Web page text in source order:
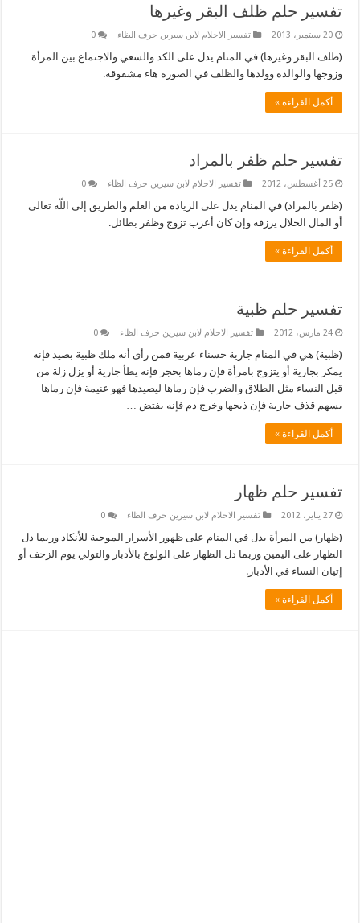
تفسير حلم ظلف البقر وغيرها
20 سبتمبر، 2013 تفسير الاحلام لابن سيرين حرف الظاء 0
(ظلف البقر وغيرها) في المنام يدل على الكد والسعي والاجتماع بين المرأة
وزوجها والوالدة وولدها والظلف في الصورة هاء مشقوقة.
أكمل القراءة »
تفسير حلم ظفر بالمراد
25 أغسطس، 2012 تفسير الاحلام لابن سيرين حرف الظاء 0
(ظفر بالمراد) في المنام يدل على الزيادة من العلم والطريق إلى اللّه تعالى
أو المال الحلال يرزقه وإن كان أعزب تزوج وظفر بطائل.
أكمل القراءة »
تفسير حلم ظبية
24 مارس، 2012 تفسير الاحلام لابن سيرين حرف الظاء 0
(ظبية) هي في المنام جارية حسناء عربية فمن رأى أنه ملك ظبية بصيد فإنه
يمكر بجارية أو يتزوج بامرأة فإن رماها بحجر فإنه يطأ جارية أو يزل زلة من
قبل النساء مثل الطلاق والضرب فإن رماها ليصيدها فهو غنيمة فإن رماها
بسهم قذف جارية فإن ذبحها وخرج دم فإنه يفتض …
أكمل القراءة »
تفسير حلم ظهار
27 يناير، 2012 تفسير الاحلام لابن سيرين حرف الظاء 0
(ظهار) من المرأة يدل في المنام على ظهور الأسرار الموجبة للأنكاد وربما دل
الظهار على اليمين وربما دل الظهار على الولوع بالأدبار والتولي يوم الزحف أو
إتيان النساء في الأدبار.
أكمل القراءة »